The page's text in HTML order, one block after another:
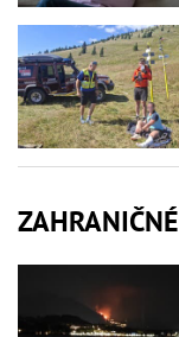
ZAHRANIČNÉ